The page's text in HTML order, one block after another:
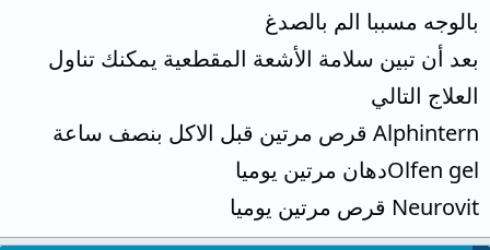
بالوجه مسببا الم بالصدغ
بعد أن تبين سلامة الأشعة المقطعية يمكنك تناول
العلاج التالي
Alphintern قرص مرتين قبل الاكل بنصف ساعة
Olfen gelدهان مرتين يوميا
Neurovit قرص مرتين يوميا